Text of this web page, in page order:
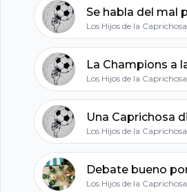
Los Hijos de la Caprichosa
Los Hijos de la Caprichosa
Los Hijos de la Caprichosa
Los Hijos de la Caprichosa
Start my podcast